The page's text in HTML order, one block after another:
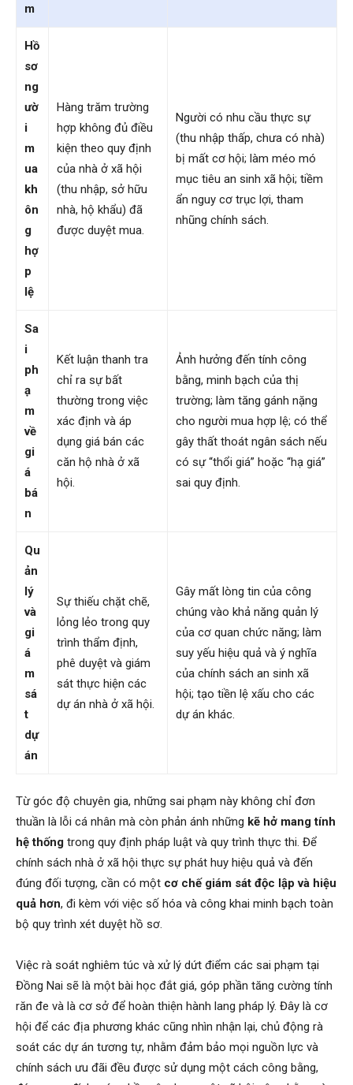
m
Hồ
sơ
ng
ườ
i
m
ua
kh
ôn
g
hợ
p
lệ
Hàng trăm trường
hợp không đủ điều
kiện theo quy định
của nhà ở xã hội
(thu nhập, sở hữu
nhà, hộ khẩu) đã
được duyệt mua.
Người có nhu cầu thực sự
(thu nhập thấp, chưa có nhà)
bị mất cơ hội; làm méo mó
mục tiêu an sinh xã hội; tiềm
ẩn nguy cơ trục lợi, tham
nhũng chính sách.
Sa
i
ph
ạ
m
về
gi
á
bá
n
Kết luận thanh tra
chỉ ra sự bất
thường trong việc
xác định và áp
dụng giá bán các
căn hộ nhà ở xã
hội.
Ảnh hưởng đến tính công
bằng, minh bạch của thị
trường; làm tăng gánh nặng
cho người mua hợp lệ; có thể
gây thất thoát ngân sách nếu
có sự “thổi giá” hoặc “hạ giá”
sai quy định.
Qu
ản
lý
và
gi
á
m
sá
t
dự
án
Sự thiếu chặt chẽ,
lỏng lẻo trong quy
trình thẩm định,
phê duyệt và giám
sát thực hiện các
dự án nhà ở xã hội.
Gây mất lòng tin của công
chúng vào khả năng quản lý
của cơ quan chức năng; làm
suy yếu hiệu quả và ý nghĩa
của chính sách an sinh xã
hội; tạo tiền lệ xấu cho các
dự án khác.
Từ góc độ chuyên gia, những sai phạm này không chỉ đơn
thuần là lỗi cá nhân mà còn phản ánh những kẽ hở mang tính
hệ thống trong quy định pháp luật và quy trình thực thi. Để
chính sách nhà ở xã hội thực sự phát huy hiệu quả và đến
đúng đối tượng, cần có một cơ chế giám sát độc lập và hiệu
quả hơn, đi kèm với việc số hóa và công khai minh bạch toàn
bộ quy trình xét duyệt hồ sơ.
Việc rà soát nghiêm túc và xử lý dứt điểm các sai phạm tại
Đồng Nai sẽ là một bài học đắt giá, góp phần tăng cường tính
răn đe và là cơ sở để hoàn thiện hành lang pháp lý. Đây là cơ
hội để các địa phương khác cũng nhìn nhận lại, chủ động rà
soát các dự án tương tự, nhằm đảm bảo mọi nguồn lực và
chính sách ưu đãi đều được sử dụng một cách công bằng,